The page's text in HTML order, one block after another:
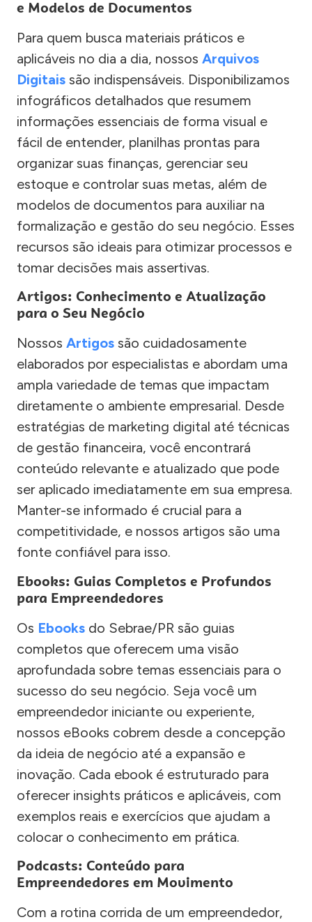
e Modelos de Documentos
Para quem busca materiais práticos e
aplicáveis no dia a dia, nossos Arquivos
Digitais são indispensáveis. Disponibilizamos
infográficos detalhados que resumem
informações essenciais de forma visual e
fácil de entender, planilhas prontas para
organizar suas finanças, gerenciar seu
estoque e controlar suas metas, além de
modelos de documentos para auxiliar na
formalização e gestão do seu negócio. Esses
recursos são ideais para otimizar processos e
tomar decisões mais assertivas.
Artigos: Conhecimento e Atualização
para o Seu Negócio
Nossos Artigos são cuidadosamente
elaborados por especialistas e abordam uma
ampla variedade de temas que impactam
diretamente o ambiente empresarial. Desde
estratégias de marketing digital até técnicas
de gestão financeira, você encontrará
conteúdo relevante e atualizado que pode
ser aplicado imediatamente em sua empresa.
Manter-se informado é crucial para a
competitividade, e nossos artigos são uma
fonte confiável para isso.
Ebooks: Guias Completos e Profundos
para Empreendedores
Os Ebooks do Sebrae/PR são guias
completos que oferecem uma visão
aprofundada sobre temas essenciais para o
sucesso do seu negócio. Seja você um
empreendedor iniciante ou experiente,
nossos eBooks cobrem desde a concepção
da ideia de negócio até a expansão e
inovação. Cada ebook é estruturado para
oferecer insights práticos e aplicáveis, com
exemplos reais e exercícios que ajudam a
colocar o conhecimento em prática.
Podcasts: Conteúdo para
Empreendedores em Movimento
Com a rotina corrida de um empreendedor,